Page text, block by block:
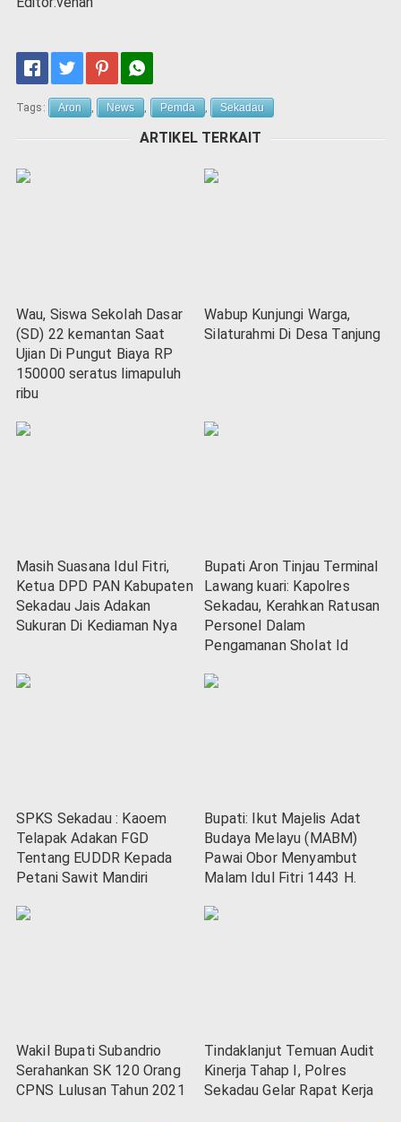
Tags: Aron , News , Pemda , Sekadau
ARTIKEL TERKAIT
Wau, Siswa Sekolah Dasar
(SD) 22 kemantan Saat
Ujian Di Pungut Biaya RP
150000 seratus limapuluh
ribu
Wabup Kunjungi Warga,
Silaturahmi Di Desa Tanjung
Masih Suasana Idul Fitri,
Ketua DPD PAN Kabupaten
Sekadau Jais Adakan
Sukuran Di Kediaman Nya
Bupati Aron Tinjau Terminal
Lawang kuari: Kapolres
Sekadau, Kerahkan Ratusan
Personel Dalam
Pengamanan Sholat Id
SPKS Sekadau : Kaoem
Telapak Adakan FGD
Tentang EUDDR Kepada
Petani Sawit Mandiri
Bupati: Ikut Majelis Adat
Budaya Melayu (MABM)
Pawai Obor Menyambut
Malam Idul Fitri 1443 H.
Wakil Bupati Subandrio
Serahankan SK 120 Orang
CPNS Lulusan Tahun 2021
Tindaklanjut Temuan Audit
Kinerja Tahap I, Polres
Sekadau Gelar Rapat Kerja